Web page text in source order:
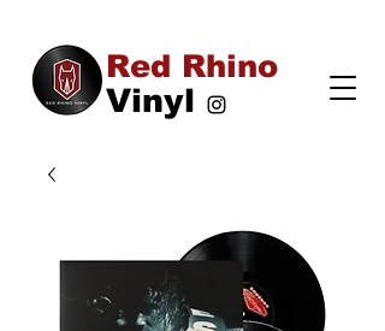
Vinyl
Red Rhino